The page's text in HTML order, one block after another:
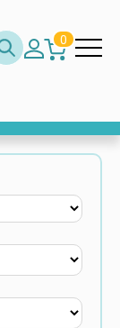
0